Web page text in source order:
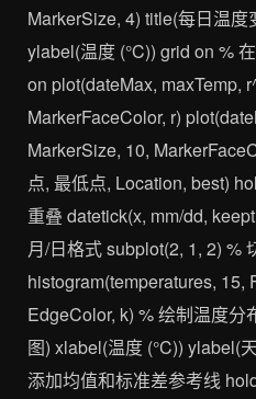
MarkerSize, 4) title(每日温
ylabel(温度 (°C)) grid on %
on plot(dateMax, maxTemp,
MarkerFaceColor, r)
MarkerSize, 10,
点, 最低点, Location, best)
重叠 datetick(x, mm/dd,
月/日格式 subplot(2, 1, 2) %
histogram(temperatures, 15,
EdgeColor, k) % 绘制温度
图) xlabel(温度 (°C)) ylabel(
添加均值和标准差参考线